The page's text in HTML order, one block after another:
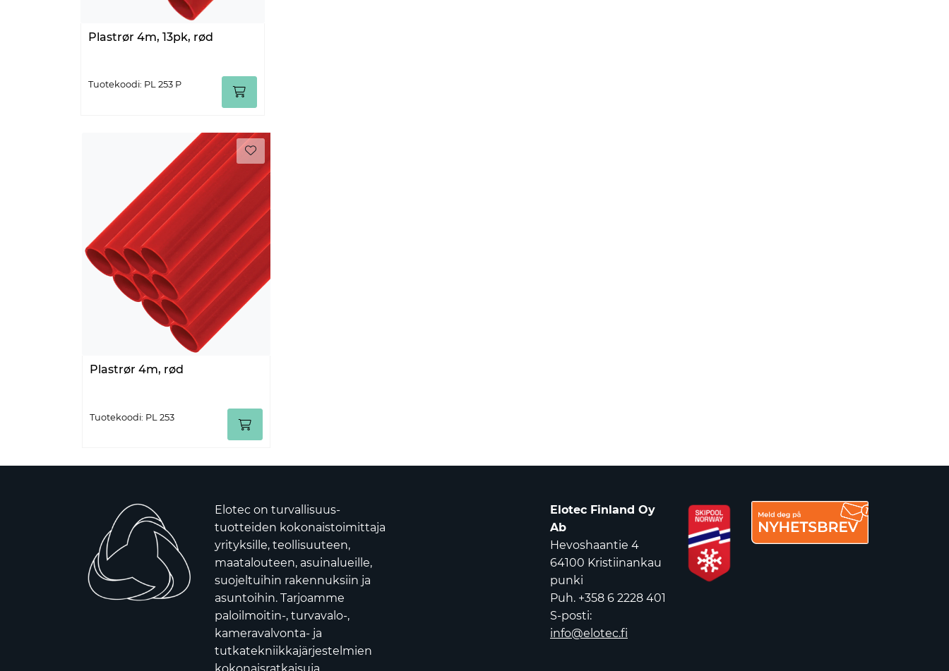
Plastrør 4m, 13pk, rød
Tuotekoodi: PL 253 P
Plastrør 4m, rød
Tuotekoodi: PL 253
Elotec on turvallisuus-
tuotteiden kokonaistoimittaja
yrityksille, teollisuuteen,
maatalouteen, asuinalueille,
suojeltuihin rakennuksiin ja
asuntoihin. Tarjoamme
paloilmoitin-, turvavalo-,
kameravalvonta- ja
tutkatekniikkajärjestelmien
kokonaisratkaisuja.
Elotec Finland Oy
Ab
Hevoshaantie 4
64100 Kristiinankau
punki
Puh. +358 6 2228 401
S-posti:
info@elotec.fi